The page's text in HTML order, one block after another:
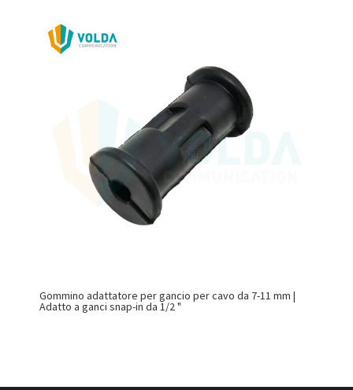
Gommino adattatore per gancio per cavo da 7-11 mm |
Adatto a ganci snap-in da 1/2 "